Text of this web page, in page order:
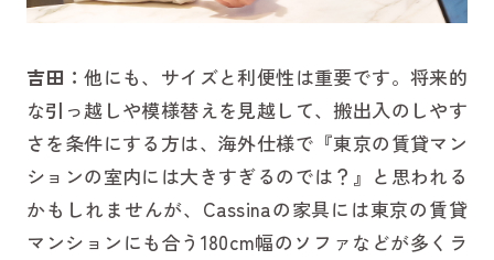
吉田：他にも、サイズと利便性は重要です。将来的
な引っ越しや模様替えを見越して、搬出入のしやす
さを条件にする方は、海外仕様で『東京の賃貸マン
ションの室内には大きすぎるのでは？』と思われる
かもしれませんが、Cassinaの家具には東京の賃貸
マンションにも合う180cm幅のソファなどが多くラ